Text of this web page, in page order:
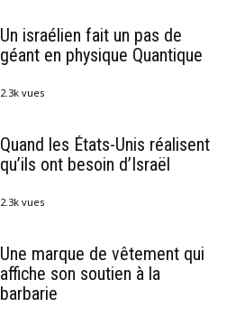
Un israélien fait un pas de
géant en physique Quantique
2.3k vues
Quand les États-Unis réalisent
qu’ils ont besoin d’Israël
2.3k vues
Une marque de vêtement qui
affiche son soutien à la
barbarie